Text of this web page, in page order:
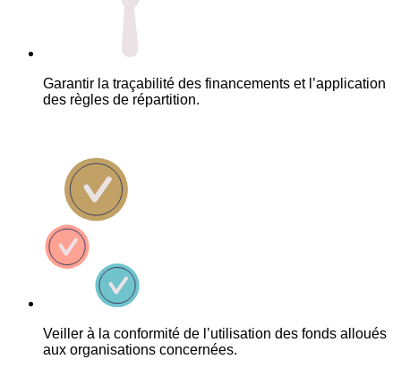
Garantir la traçabilité des financements et l’application
des règles de répartition.
Veiller à la conformité de l’utilisation des fonds alloués
aux organisations concernées.